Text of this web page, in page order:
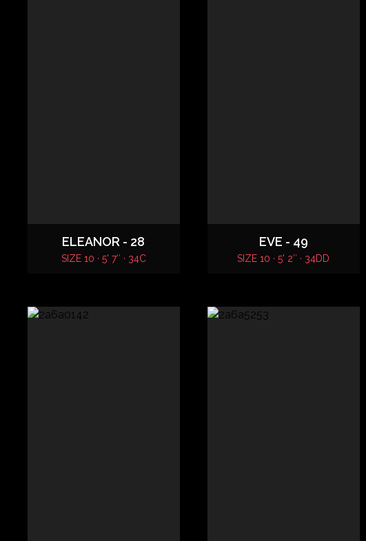
ELEANOR - 28
SIZE 10 · 5' 7″ · 34C
EVE - 49
SIZE 10 · 5' 2″ · 34DD